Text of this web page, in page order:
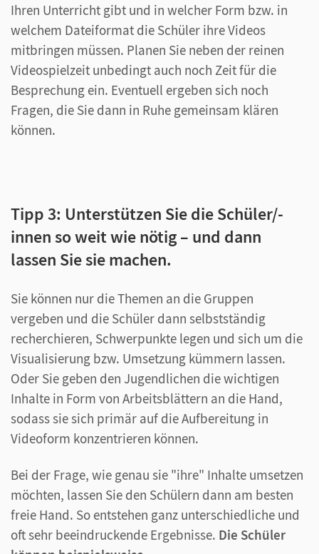
Ihren Unterricht gibt und in welcher Form bzw. in
welchem Dateiformat die Schüler ihre Videos
mitbringen müssen. Planen Sie neben der reinen
Videospielzeit unbedingt auch noch Zeit für die
Besprechung ein. Eventuell ergeben sich noch
Fragen, die Sie dann in Ruhe gemeinsam klären
können.
Tipp 3: Unterstützen Sie die Schüler/-
innen so weit wie nötig – und dann
lassen Sie sie machen.
Sie können nur die Themen an die Gruppen
vergeben und die Schüler dann selbstständig
recherchieren, Schwerpunkte legen und sich um die
Visualisierung bzw. Umsetzung kümmern lassen.
Oder Sie geben den Jugendlichen die wichtigen
Inhalte in Form von Arbeitsblättern an die Hand,
sodass sie sich primär auf die Aufbereitung in
Videoform konzentrieren können.
Bei der Frage, wie genau sie "ihre" Inhalte umsetzen
möchten, lassen Sie den Schülern dann am besten
freie Hand. So entstehen ganz unterschiedliche und
oft sehr beeindruckende Ergebnisse. Die Schüler